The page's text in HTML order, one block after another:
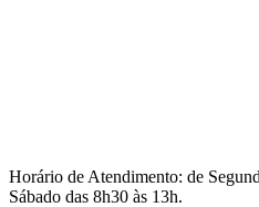
Horário de Atendimento: de
Sábado das 8h30 às 13h.